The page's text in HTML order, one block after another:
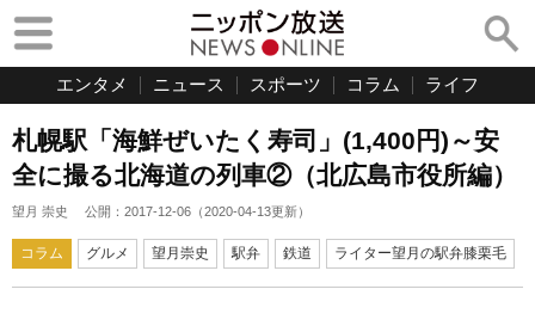
エンタメ ニュース スポーツ コラム ライフ
札幌駅「海鮮ぜいたく寿司」(1,400円)～安
全に撮る北海道の列車②（北広島市役所編）
望月 崇史 公開： 2017-12-06 （2020-04-13更新）
コラム グルメ 望月崇史 駅弁 鉄道 ライター望月の駅弁膝栗毛